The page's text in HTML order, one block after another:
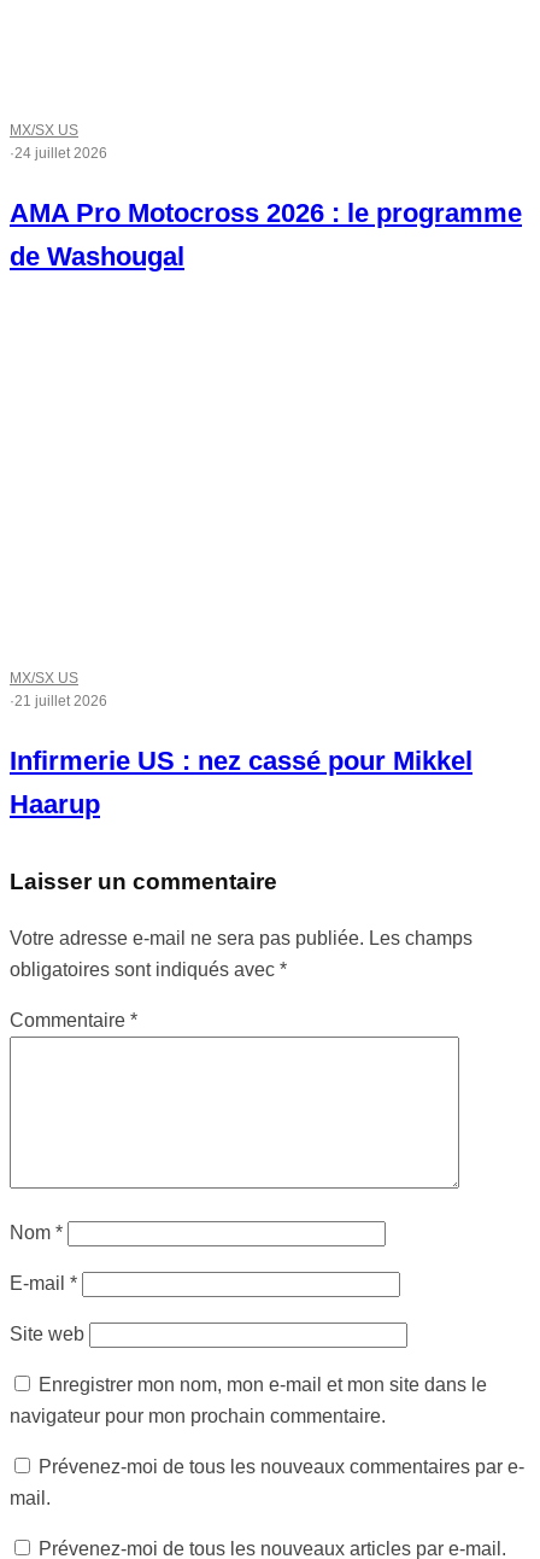
MX/SX US
·24 juillet 2026
AMA Pro Motocross 2026 : le programme
de Washougal
MX/SX US
·21 juillet 2026
Infirmerie US : nez cassé pour Mikkel
Haarup
Laisser un commentaire
Votre adresse e-mail ne sera pas publiée. Les champs
obligatoires sont indiqués avec *
Commentaire *
Nom *
E-mail *
Site web
Enregistrer mon nom, mon e-mail et mon site dans le
navigateur pour mon prochain commentaire.
Prévenez-moi de tous les nouveaux commentaires par e-
mail.
Prévenez-moi de tous les nouveaux articles par e-mail.